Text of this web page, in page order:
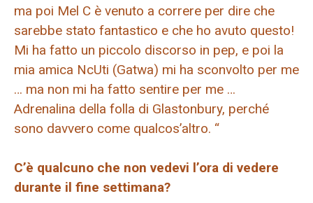
ma poi Mel C è venuto a correre per dire che
sarebbe stato fantastico e che ho avuto questo!
Mi ha fatto un piccolo discorso in pep, e poi la
mia amica NcUti (Gatwa) mi ha sconvolto per me
… ma non mi ha fatto sentire per me …
Adrenalina della folla di Glastonbury, perché
sono davvero come qualcos’altro. “
C’è qualcuno che non vedevi l’ora di vedere
durante il fine settimana?